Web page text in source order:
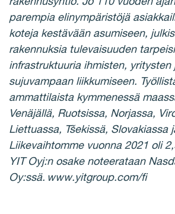
parempia elinympäristöjä
koteja kestävään asumiseen,
rakennuksia tulevaisuuden
infrastruktuuria ihmisten, yritysten
sujuvampaan liikkumiseen.
ammattilaista kymmenessä
Venäjällä, Ruotsissa, Norjassa,
Liettuassa, Tšekissä, Slovakiassa
Liikevaihtomme vuonna 2021 oli
YIT Oyj:n osake noteerataan
Oy:ssä. www.yitgroup.com/fi